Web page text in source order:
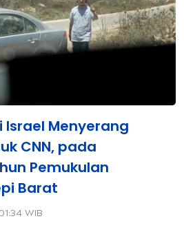
Israel Menyerang
CNN, pada
Pemukulan
Barat
WIB